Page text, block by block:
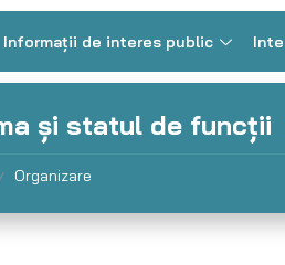
Informații de interes public
și statul de funcții
/ Organizare